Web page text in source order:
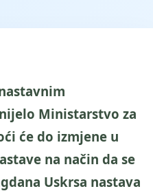
Ministarstvo za
će do izmjene u
na način da se
Uskrsa nastava